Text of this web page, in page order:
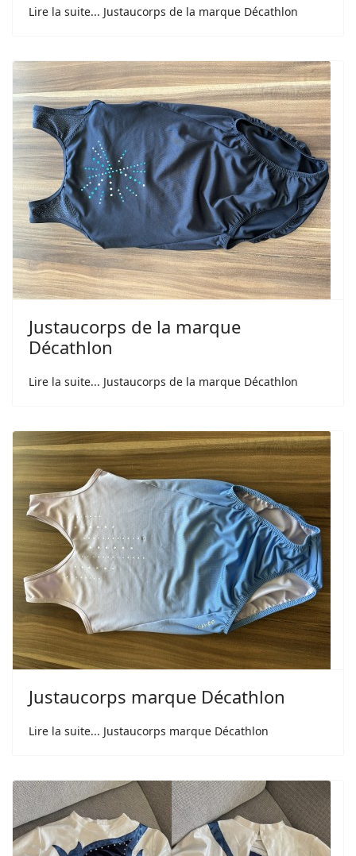
Justaucorps de la marque
Décathlon
Justaucorps marque Décathlon